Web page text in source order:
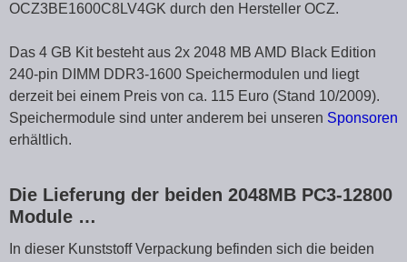
OCZ3BE1600C8LV4GK durch den Hersteller OCZ.
Das 4 GB Kit besteht aus 2x 2048 MB AMD Black Edition
240-pin DIMM DDR3-1600 Speichermodulen und liegt
derzeit bei einem Preis von ca. 115 Euro (Stand 10/2009).
Speichermodule sind unter anderem bei unseren Sponsoren
erhältlich.
Die Lieferung der beiden 2048MB PC3-12800
Module …
In dieser Kunststoff Verpackung befinden sich die beiden